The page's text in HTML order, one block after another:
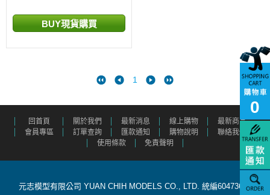
1
回首頁 關於我們 最新消息 線上購物
最新商品
會員專區
訂單查詢 匯款通知 購物說明
聯絡我們
使用條款
免責聲明
元志模型有限公司 YUAN CHIH MODELS CO., LTD. 統編60473615
0